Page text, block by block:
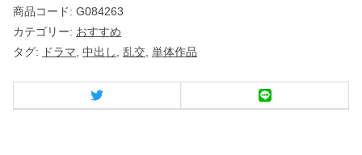
落
に
任
し
商品コード: G084263
カテゴリー: おすすめ
タグ:
ドラマ 中出し 乱交 単体作品